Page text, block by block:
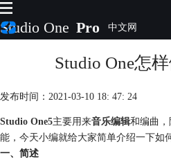
Studio One Pro
插件
视频教程
服务
Studio One怎
发布时间：2021-03-10 18: 47: 24
Studio One5主要用来音乐编辑和编曲
能，今天小编就给大家简单介绍一下如
一、简述